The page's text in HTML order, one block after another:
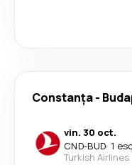
Constanța-
vin. 30 oct.
CND-BUD· 1
Turkish Airlines